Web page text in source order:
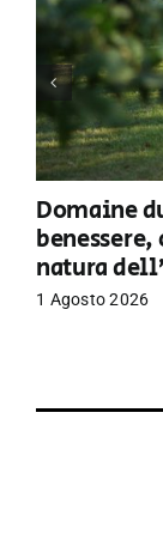
Domaine
natura
1 Agosto 2026